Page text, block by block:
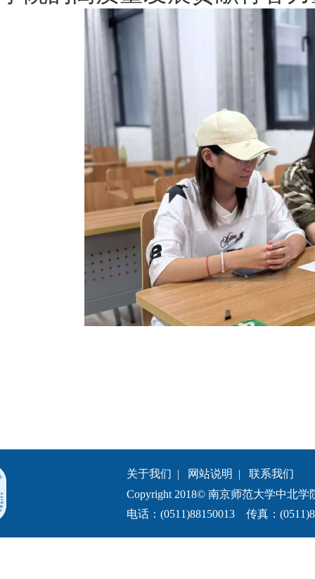
关于我们 | 网站说明 | 联系我们
Copyright 2018© 南京师范大学中北学
电话：(0511)88150013 传真：